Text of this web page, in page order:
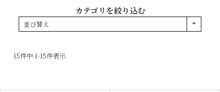
カテゴリを絞り込む
並び替え
15件中 1-15件表示